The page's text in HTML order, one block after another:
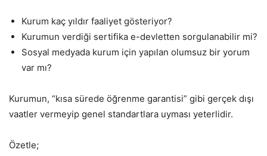
Kurum kaç yıldır faaliyet gösteriyor?
Kurumun verdiği sertifika e-devletten sorgulanabilir mi?
Sosyal medyada kurum için yapılan olumsuz bir yorum
var mı?
Kurumun, “kısa sürede öğrenme garantisi” gibi gerçek dışı
vaatler vermeyip genel standartlara uyması yeterlidir.
Özetle;